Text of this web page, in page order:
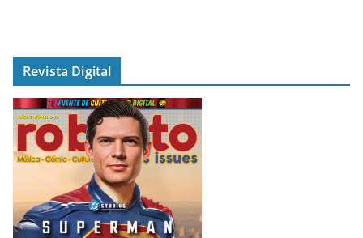
Revista Digital